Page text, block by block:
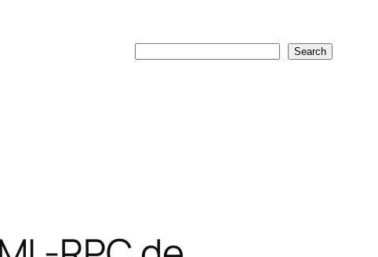
Search Search